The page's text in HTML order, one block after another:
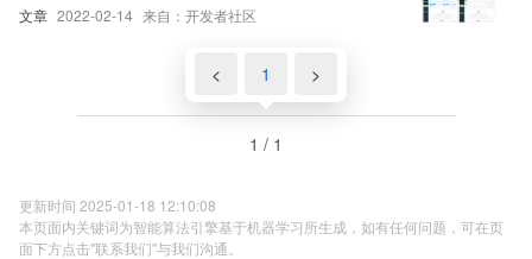
文章 2022-02-14 来自：开发者社区
< 1 >
1 / 1
更新时间 2025-01-18 12:10:08
本页面内关键词为智能算法引擎基于机器学习所生成，如有任何问题，可在页
面下方点击"联系我们"与我们沟通。